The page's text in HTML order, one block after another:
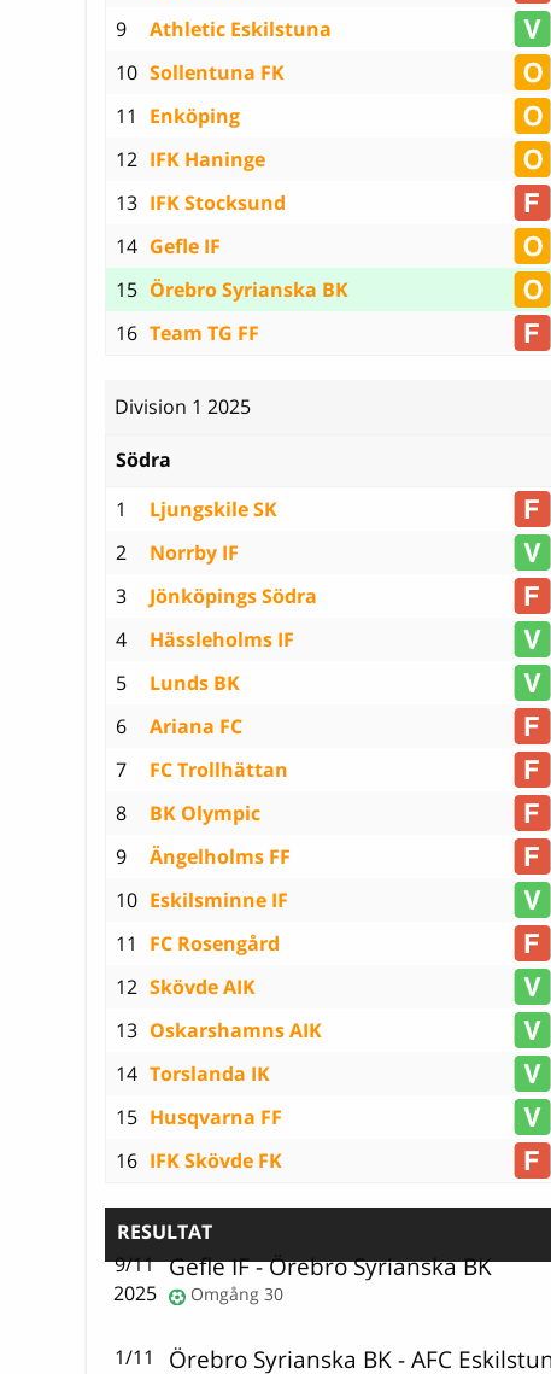
9
Athletic Eskilstuna
10 Sollentuna FK
11
Enköping
12 IFK Haninge
13 IFK Stocksund
14 Gefle IF
15 Örebro Syrianska BK
16 Team TG FF
Division 1 2025
Södra
1
Ljungskile SK
2
Norrby IF
3
Jönköpings Södra
4
Hässleholms IF
5
Lunds BK
6
Ariana FC
7
FC Trollhättan
8
BK Olympic
9
Ängelholms FF
10 Eskilsminne IF
11
FC Rosengård
12 Skövde AIK
13 Oskarshamns AIK
14 Torslanda IK
15 Husqvarna FF
16 IFK Skövde FK
RESULTAT
9/11
2025
Gefle IF-Örebro Syrianska BK
Omgång 30
1/11
Örebro Syrianska BK-AFC